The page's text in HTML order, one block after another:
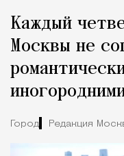
Каждый
Москвы не
Город Редакция